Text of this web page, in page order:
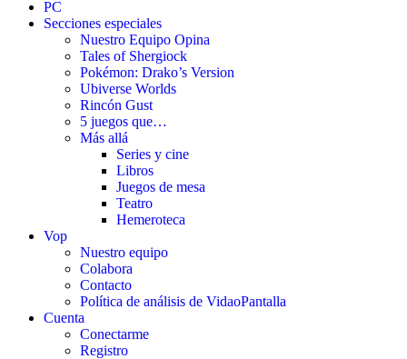
PC
Secciones especiales
Nuestro Equipo Opina
Tales of Shergiock
Pokémon: Drako’s Version
Ubiverse Worlds
Rincón Gust
5 juegos que…
Más allá
Series y cine
Libros
Juegos de mesa
Teatro
Hemeroteca
Vop
Nuestro equipo
Colabora
Contacto
Política de análisis de VidaoPantalla
Cuenta
Conectarme
Registro